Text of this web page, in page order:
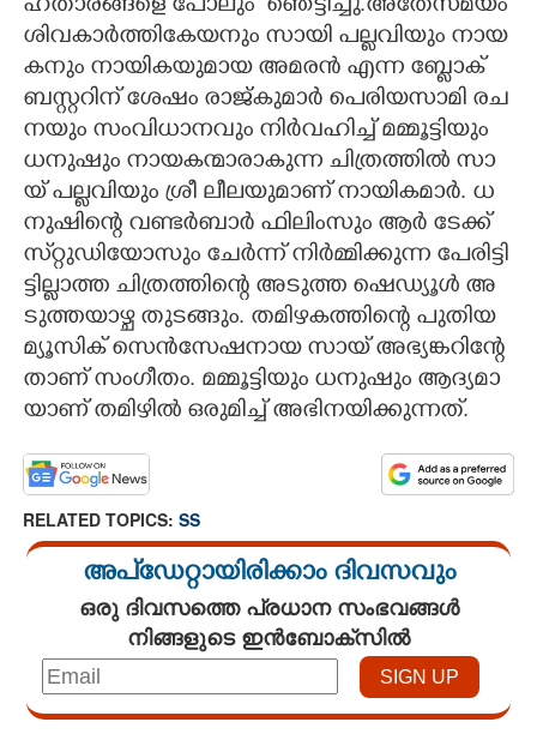
ഹ​താ​ര​ങ്ങ​ളെ​ ​പോലും ​ ​ഞെ​ട്ടി​ച്ചു.​അ​തേ​സ​മ​യം​ ​
ശി​വ​കാ​ർ​ത്തി​കേ​യ​നും​ ​സാ​യി​ ​പ​ല്ല​വി​യും​ ​നാ​യ​
ക​നും​ ​നാ​യി​ക​യു​മാ​യ​ ​അ​മ​ര​ൻ​ ​എ​ന്ന​ ​ബ്ലോ​ക് ​
ബ​സ്റ്റ​റി​ന് ​ശേ​ഷം​ ​രാ​ജ്കു​മാ​ർ​ ​പെ​രി​യ​സാ​മി​ ​ര​ച​
ന​യും​ ​സം​വി​ധാ​ന​വും​ ​നി​ർ​വ​ഹി​ച്ച് ​മ​മ്മൂ​ട്ടി​യും​ ​
ധ​നു​ഷും​ ​നാ​യ​ക​ന്മാ​രാ​കു​ന്ന​ ​ചി​ത്ര​ത്തി​ൽ​ ​സാ​
യ് ​പ​ല്ല​വി​യും​ ​ശ്രീ​ ​ലീ​ല​യു​മാ​ണ് ​നാ​യി​ക​മാ​ർ.​ ​ധ​
നു​ഷി​ന്റെ​ ​വ​ണ്ട​ർ​ബാ​ർ​ ​ഫി​ലിം​സും​ ​ആ​ർ​ ​ടേ​ക്ക് ​
സ്‌​റ്റു​ഡി​യോ​സും​ ​ചേ​ർ​ന്ന് ​നി​ർ​മ്മി​ക്കു​ന്ന​ ​പേ​രി​ട്ടി​
ട്ടി​ല്ലാ​ത്ത​ ​ചി​ത്ര​ത്തി​ന്റെ​ ​അ​ടു​ത്ത​ ​ഷെ​ഡ്യൂ​ൾ​ ​അ​
ടു​ത്ത​യാ​ഴ്ച​ ​തു​ട​ങ്ങും.​ ​ത​മി​ഴ​ക​ത്തി​ന്റെ​ ​പു​തി​യ​ ​
മ്യൂ​സി​ക് ​സെ​ൻ​സേ​ഷ​നാ​യ​ ​സാ​യ് ​അ​ഭ്യ​ങ്ക​റി​ന്റേ​
താ​ണ് ​സം​ഗീ​തം.​ ​മ​മ്മൂ​ട്ടി​യും​ ​ധ​നു​ഷും​ ​ആ​ദ്യ​മാ​
യാ​ണ് ​ത​മി​ഴി​ൽ​ ​ഒ​രു​മി​ച്ച് ​അ​ഭി​ന​യി​ക്കു​ന്ന​ത്.
RELATED TOPICS: SS
അപ്ഡേറ്റായിരിക്കാം ദിവസവും
ഒരു ദിവസത്തെ പ്രധാന സംഭവങ്ങൾ
നിങ്ങളുടെ ഇൻബോക്സിൽ